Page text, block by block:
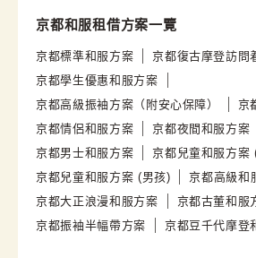
京都和服租借方案一覽
京都標準和服方案
京都復古摩登訪問
京都學生優惠和服方案
京都高級振袖方案（附安心保障）
京
京都情侶和服方案
京都夜間和服方案
京都男士和服方案
京都兒童和服方案
京都兒童和服方案 (男孩)
京都高級和
京都大正浪漫和服方案
京都古董和服
京都振袖半幅帶方案
京都豆千代摩登